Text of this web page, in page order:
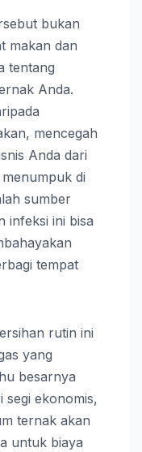
bukan
makan dan
tentang
Anda.
mencegah
Anda dari
di
sumber
infeksi ini bisa
tempat
rutin ini
yang
besarnya
segi ekonomis,
ternak akan
untuk biaya